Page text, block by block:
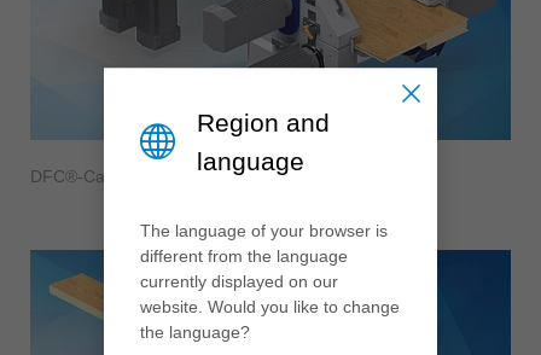
DFC®-Capots d’aspiration
Region and
language
The language of your browser is
different from the language
currently displayed on our
website. Would you like to change
the language?